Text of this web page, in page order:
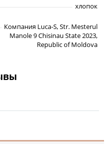
хлопок
Компания Luca-S, Str. Mesterul
Manole 9 Chisinau State 2023,
Republic of Moldova